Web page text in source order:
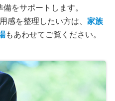
をサポートします。
感を整理したい方は、 家族
もあわせてご覧ください。